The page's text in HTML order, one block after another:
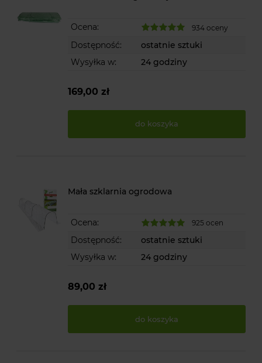
Ocena: 934 oceny
Dostępność:
ostatnie sztuki
Wysyłka w:
24 godziny
169,00 zł
do koszyka
Mała szklarnia ogrodowa
Ocena: 925 ocen
Dostępność:
ostatnie sztuki
Wysyłka w:
24 godziny
89,00 zł
do koszyka